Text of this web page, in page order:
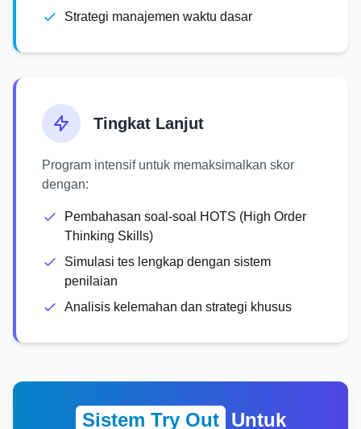
Strategi manajemen waktu dasar
Tingkat Lanjut
Program intensif untuk memaksimalkan skor
dengan:
Pembahasan soal-soal HOTS (High Order
Thinking Skills)
Simulasi tes lengkap dengan sistem
penilaian
Analisis kelemahan dan strategi khusus
Sistem Try Out
Untuk